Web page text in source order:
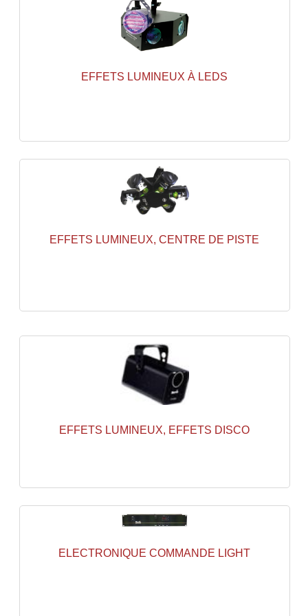
Enceintes Et Caissons Basses
Packs Sono
Caisson De Basse Amplifié
Caissons De Basses
Enceinte Nomade Bluetooth
Enceintes Monitoring
Filtres Actifs, Correcteurs
Haut-Parleurs Moteurs Tweeters Filtres
Haut Parleurs Sono
Haut-Parleurs Amplis Guitare
Moteurs Pavillons Pour Enceinte
EFFETS LUMINEUX À LEDS
EFFETS LUMINEUX, CENTRE DE PISTE
EFFETS LUMINEUX, EFFETS DISCO
ELECTRONIQUE COMMANDE LIGHT